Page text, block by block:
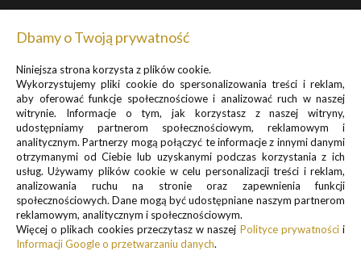
Zapisz się do newslettera, by otrzymywać informacje o
promocjach i nowościach
Informacje o przetwarzaniu danych osobowych znajdują się w pkt.
1 i 3
Polityki prywatności
.
Dbamy o Twoją prywatność
Niniejsza strona korzysta z plików cookie.
Wykorzystujemy pliki cookie do spersonalizowania treści i reklam,
aby oferować funkcje społecznościowe i analizować ruch w naszej
witrynie. Informacje o tym, jak korzystasz z naszej witryny,
udostępniamy partnerom społecznościowym, reklamowym i
analitycznym. Partnerzy mogą połączyć te informacje z innymi danymi
otrzymanymi od Ciebie lub uzyskanymi podczas korzystania z ich
usług. Używamy plików cookie w celu personalizacji treści i reklam,
analizowania ruchu na stronie oraz zapewnienia funkcji
społecznościowych. Dane mogą być udostępniane naszym partnerom
reklamowym, analitycznym i społecznościowym.
Więcej o plikach cookies przeczytasz w naszej Polityce prywatnościi
Informacji Google o przetwarzaniu danych.